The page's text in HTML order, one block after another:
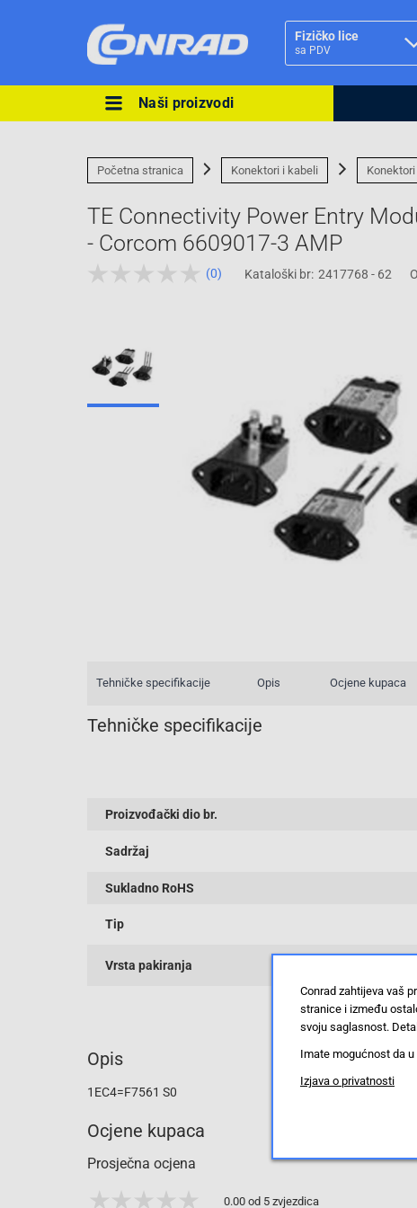
Fizičko lice
sa PDV
Ova postavka prilagođava
Pravno lice
Naši proizvodi
Početna stranica Konektori i kabeli Konektori
TE Connectivity Power Entry
- Corcom 6609017-3 AMP
(0) Kataloški br: 2417768 - 62
Tehničke specifikacije Opis Ocjene kupaca
Tehničke specifikacije
Proizvođački dio br.
Sadržaj
Sukladno RoHS
Tip
Vrsta pakiranja
Opis
1EC4=F7561 S0
Ocjene kupaca
Prosječna ocjena
0.00 od 5 zvjezdica
Conrad zahtijeva vaš
stranice i između
svoju saglasnost.
Imate mogućnost da
Izjava o privatnosti